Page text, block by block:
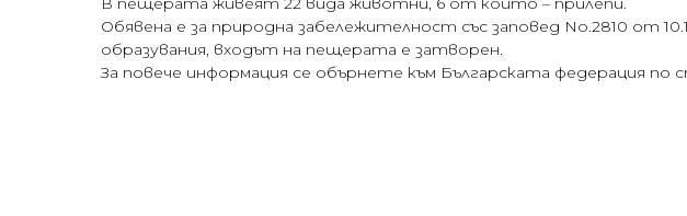
Обявена е за природна забележителност със заповед No.2810 от
образувания, входът на пещерата е затворен.
За повече информация се обърнете към Българската федерация по